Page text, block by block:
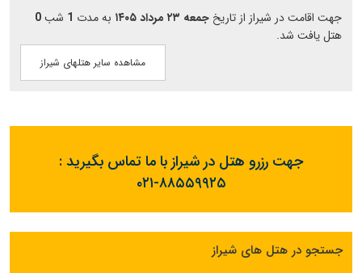
جهت اقامت در شیراز از تاریخ جمعه ۲۳ مرداد ۱۴۰۵ به مدت 1 شب0
هتل یافت شد.
مشاهده سایر هتلهای شیراز
جهت رزرو هتل در شیراز با ما تماس بگیرید :
۰۲۱-۸۸۵۵۹۹۲۵
جستجو در هتل های شیراز